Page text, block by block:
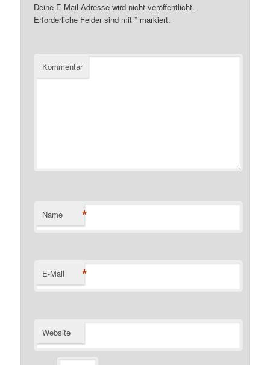
Deine E-Mail-Adresse wird nicht veröffentlicht.
Erforderliche Felder sind mit* markiert.
Kommentar
Name *
E-Mail *
Website